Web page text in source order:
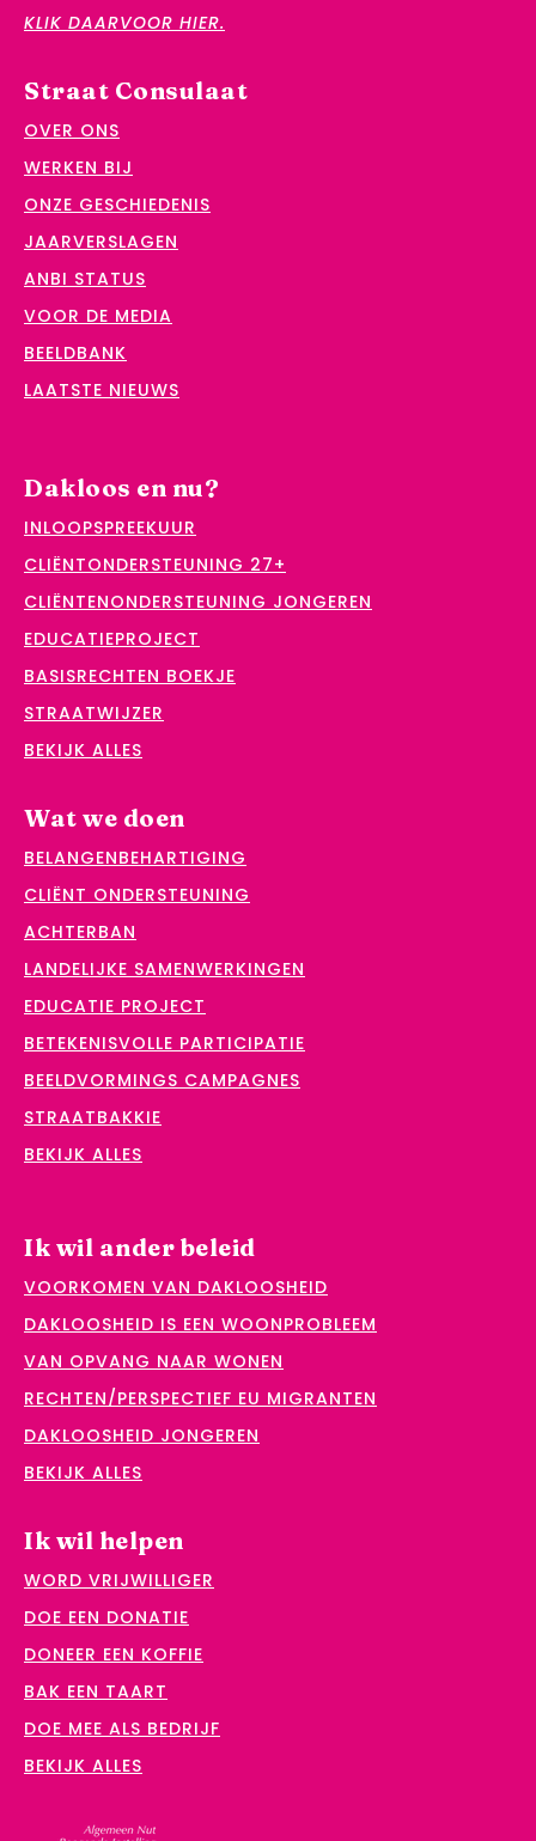
KLIK DAARVOOR HIER.
Straat Consulaat
OVER ONS
WERKEN BIJ
ONZE GESCHIEDENIS
JAARVERSLAGEN
ANBI STATUS
VOOR DE MEDIA
BEELDBANK
LAATSTE NIEUWS
Dakloos en nu?
INLOOPSPREEKUUR
CLIËNTONDERSTEUNING 27+
CLIËNTENONDERSTEUNING JONGEREN
EDUCATIEPROJECT
BASISRECHTEN BOEKJE
STRAATWIJZER
BEKIJK ALLES
Wat we doen
BELANGENBEHARTIGING
CLIËNT ONDERSTEUNING
ACHTERBAN
LANDELIJKE SAMENWERKINGEN
EDUCATIE PROJECT
BETEKENISVOLLE PARTICIPATIE
BEELDVORMINGS CAMPAGNES
STRAATBAKKIE
BEKIJK ALLES
Ik wil ander beleid
VOORKOMEN VAN DAKLOOSHEID
DAKLOOSHEID IS EEN WOONPROBLEEM
VAN OPVANG NAAR WONEN
RECHTEN/PERSPECTIEF EU MIGRANTEN
DAKLOOSHEID JONGEREN
BEKIJK ALLES
Ik wil helpen
WORD VRIJWILLIGER
DOE EEN DONATIE
DONEER EEN KOFFIE
BAK EEN TAART
DOE MEE ALS BEDRIJF
BEKIJK ALLES